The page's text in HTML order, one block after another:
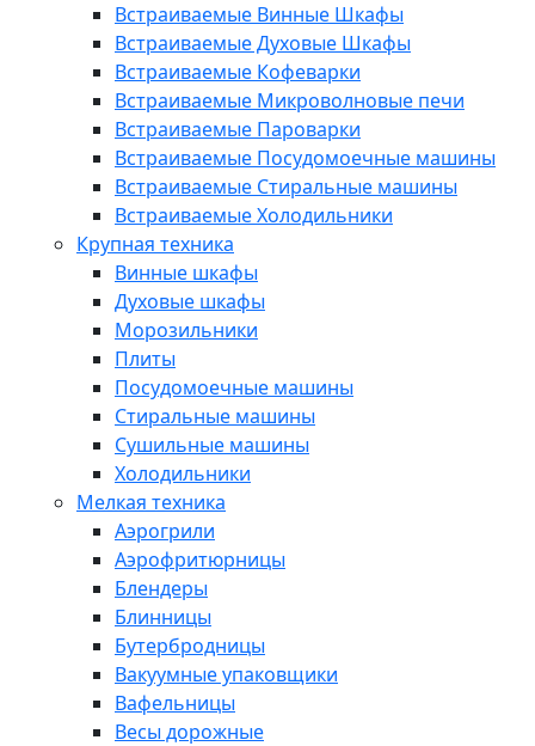
Встраиваемые Винные Шкафы
Встраиваемые Духовые Шкафы
Встраиваемые Кофеварки
Встраиваемые Микроволновые печи
Встраиваемые Пароварки
Встраиваемые Посудомоечные машины
Встраиваемые Стиральные машины
Встраиваемые Холодильники
Крупная техника
Винные шкафы
Духовые шкафы
Морозильники
Плиты
Посудомоечные машины
Стиральные машины
Сушильные машины
Холодильники
Мелкая техника
Аэрогрили
Аэрофритюрницы
Блендеры
Блинницы
Бутербродницы
Вакуумные упаковщики
Вафельницы
Весы дорожные